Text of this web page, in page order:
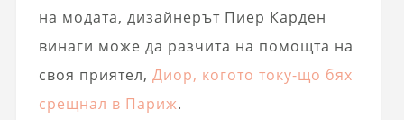
на модата, дизайнерът Пиер Карден
винаги може да разчита на помощта на
своя приятел, Диор, когото току-що бях
срещнал в Париж.